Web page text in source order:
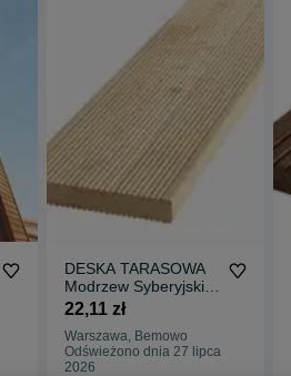
DESKA TARASOWA
Modrzew Syberyjski
27x142 klasa AB
22,11 zł
Warszawa, Bemowo
Odświeżono dnia 27 lipca
2026